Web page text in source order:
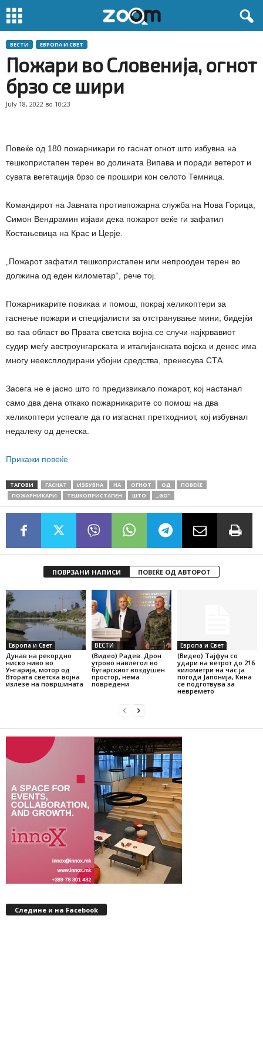
ВЕСТИ ЕВРОПА И СВЕТ
Пожари во Словенија, огнот
брзо се шири
July 18, 2022 во 10:23
Повеќе од 180 пожарникари го гаснат огнот што избувна на
тешкопристапен терен во долината Випава и поради ветерот и
сувата вегетација брзо се прошири кон селото Темница.
Командирот на Јавната противпожарна служба на Нова Горица,
Симон Вендрамин изјави дека пожарот веќе ги зафатил
Костањевица на Крас и Церје.
„Пожарот зафатил тешкопристапен или непрооден терен во
должина од еден километар“, рече тој.
Пожарникарите повикаа и помош, покрај хеликоптери за
гаснење пожари и специјалисти за отстранување мини, бидејќи
во таа област во Првата светска војна се случи најкрвавиот
судир меѓу австроунгарската и италијанската војска и денес има
многу неексплодирани убојни средства, пренесува СТА.
Засега не е јасно што го предизвикало пожарот, кој настанал
само два дена откако пожарникарите со помош на два
хеликоптери успеале да го изгаснат претходниот, кој избувнал
недалеку од денеска.
Прикажи повеќе
ТАГОВИ ГАСНАТ ИЗБУВНА НА ОГНОТ ОД
ПОВЕЌЕ
ПОЖАРНИКАРИ
ТЕШКОПРИСТАПЕН ШТО „GO“
ПОВРЗАНИ НАПИСИ ПОВЕЌЕ ОД АВТОРОТ
Европа и Свет
Дунав на рекордно
ниско ниво во
Унгарија, мотор од
Втората светска војна
излезе на површината
ВЕСТИ
(Видео) Радев: Дрон
утрово навлегол во
бугарскиот воздушен
простор, нема
повредени
Европа и Свет
(Видео) Тајфун со
удари на ветрот до 216
километри на час ја
погоди Јапонија, Кина
се подготвува за
невремето
Следине и на Facebook